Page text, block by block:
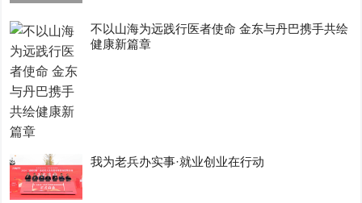
不以山海为远践行医者使命 金东与丹巴携手共绘
健康新篇章
我为老兵办实事·就业创业在行动